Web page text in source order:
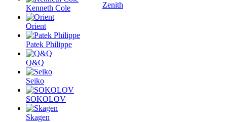
Kenneth Cole
Orient
Patek Philippe
Q&Q
Seiko
SOKOLOV
Skagen
Zenith